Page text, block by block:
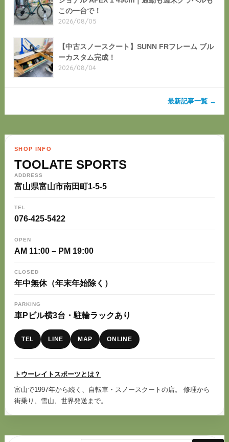
この一台で！
2026/08/05
【中古スノースクート】SUNN FRフレーム ブル
ーカスタム完成！
2026/08/04
最新記事一覧 →
SHOP INFO
TOOLATE SPORTS
ADDRESS
富山県富山市南田町1-5-5
TEL
076-425-5422
OPEN
AM 11:00 – PM 19:00
CLOSED
年中無休（年末年始除く）
PARKING
車Pビル横3台・駐輪ラックあり
TEL LINE MAP ONLINE
トウーレイトスポーツとは？
富山で1997年から続く、自転車・スノースクートの店。 修理から
街乗り、雪山、世界発送まで。